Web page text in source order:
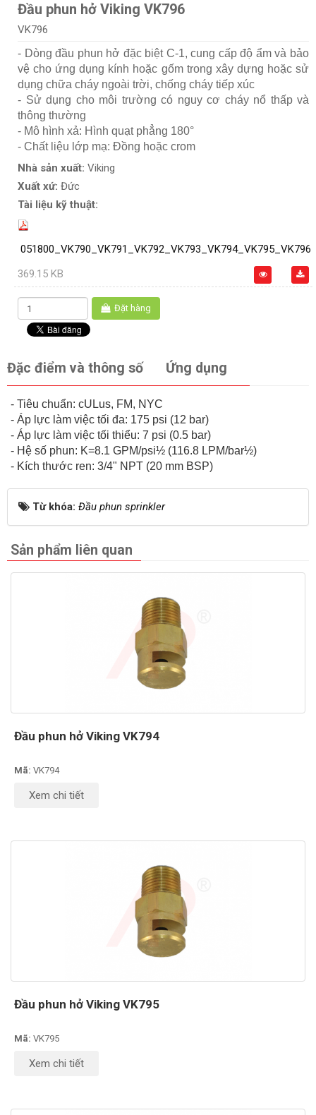
Đầu phun hở Viking VK796
VK796
- Dòng đầu phun hở đặc biệt C-1, cung cấp độ ẩm và bảo
vệ cho ứng dụng kính hoặc gốm trong xây dựng hoặc sử
dụng chữa cháy ngoài trời, chống cháy tiếp xúc
- Sử dụng cho môi trường có nguy cơ cháy nổ thấp và
thông thường
- Mô hình xả: Hình quạt phẳng 180°
- Chất liệu lớp mạ: Đồng hoặc crom
Nhà sản xuất: Viking
Xuất xứ: Đức
Tài liệu kỹ thuật:
051800_VK790_VK791_VK792_VK793_VK794_VK795_VK796
369.15 KB
Đặt hàng
Đặc điểm và thông số Ứng dụng
- Tiêu chuẩn: cULus, FM, NYC
- Áp lực làm việc tối đa: 175 psi (12 bar)
- Áp lực làm việc tối thiểu: 7 psi (0.5 bar)
- Hệ số phun: K=8.1 GPM/psi½ (116.8 LPM/bar½)
- Kích thước ren: 3/4" NPT (20 mm BSP)
Từ khóa: Đầu phun sprinkler
Sản phẩm liên quan
Đầu phun hở Viking VK794
Mã: VK794
Xem chi tiết
Đầu phun hở Viking VK795
Mã: VK795
Xem chi tiết